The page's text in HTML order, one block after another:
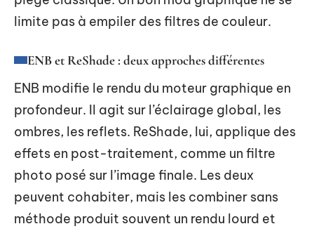
limite pas à empiler des filtres de couleur.
ENB et ReShade : deux approches différentes
ENB modifie le rendu du moteur graphique en
profondeur. Il agit sur l’éclairage global, les
ombres, les reflets. ReShade, lui, applique des
effets en post-traitement, comme un filtre
photo posé sur l’image finale. Les deux
peuvent cohabiter, mais les combiner sans
méthode produit souvent un rendu lourd et